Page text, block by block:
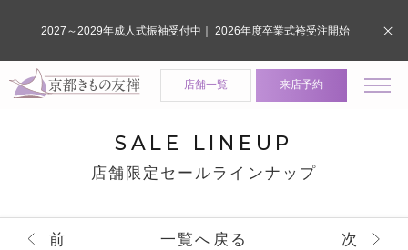
店舗一覧 来店予約
SALE LINEUP
店舗限定セールラインナップ
前 一覧へ戻る 次
2027～2029年成人式振袖受付中｜ 2026年度卒業式袴受注開始